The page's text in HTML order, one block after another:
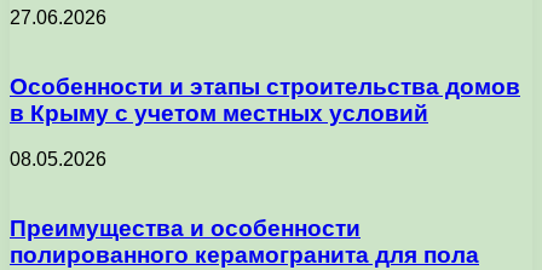
27.06.2026
Особенности и этапы строительства домов
в Крыму с учетом местных условий
08.05.2026
Преимущества и особенности
полированного керамогранита для пола